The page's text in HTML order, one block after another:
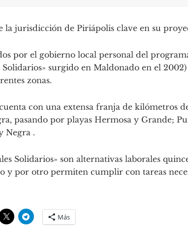
la jurisdicción de Piriápolis clave en su
por el gobierno local personal del
Solidarios» surgido en Maldonado en el
zonas.
con una extensa franja de kilómetros
pasando por playas Hermosa y Grande;
Negra .
Solidarios» son alternativas laborales
y por otro permiten cumplir con tareas
Más